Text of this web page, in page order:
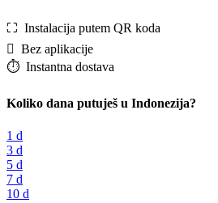
⛶️️ Instalacija putem QR koda
️ Bez aplikacije
⏱️️ Instantna dostava
Koliko dana putuješ u Indonezija?
1 d
3 d
5 d
7 d
10 d